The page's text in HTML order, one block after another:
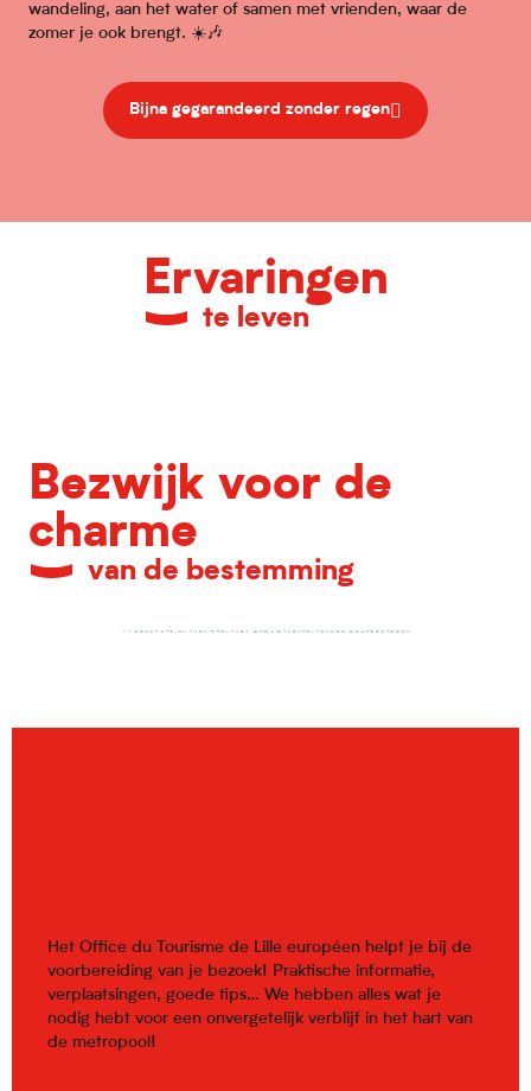
wandeling, aan het water of samen met vrienden, waar de
zomer je ook brengt. ☀️🎶
Bijna gegarandeerd zonder regen
Ervaringen
te leven
Bezwijk voor de
charme
van de bestemming
Ontdek onze ongewone activiteiten!
Het Office du Tourisme de Lille européen helpt je bij de
voorbereiding van je bezoek! Praktische informatie,
verplaatsingen, goede tips… We hebben alles wat je
nodig hebt voor een onvergetelijk verblijf in het hart van
de metropool!